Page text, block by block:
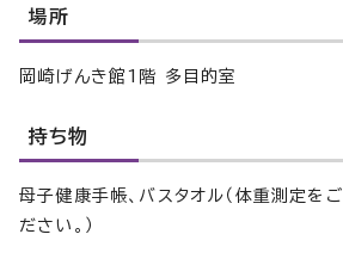
場所
岡崎げんき館1階 多目的室
持ち物
母子健康手帳、バスタオル（体重測定を
ださい。）